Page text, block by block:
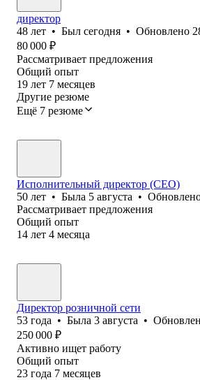
директор
48 лет • Был сегодня • Обновлено
80 000 ₽
Рассматривает предложения
Общий опыт
19 лет 7 месяцев
Другие резюме
Ещё 7 резюме
Исполнительный директор (CEO)
50 лет • Была 5 августа •
Рассматривает предложения
Общий опыт
14 лет 4 месяца
Директор розничной сети
53 года • Была 3 августа •
250 000 ₽
Активно ищет работу
Общий опыт
23 года 7 месяцев